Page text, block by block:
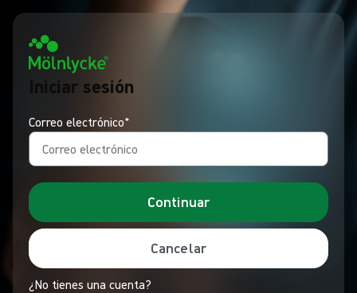
Iniciar sesión
Correo electrónico*
Continuar
Cancelar
¿No tienes una cuenta?